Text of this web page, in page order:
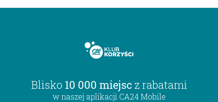
Blisko 10 000 miejsc z rabatami
w naszej aplikacji CA24 Mobile